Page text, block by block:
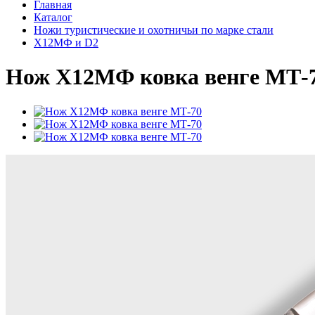
Главная
Каталог
Ножи туристические и охотничьи по марке стали
Х12МФ и D2
Нож Х12МФ ковка венге МТ-